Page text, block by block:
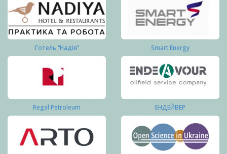
Готель “Надія” Smart Energy
Regal Petroleum ЕНДЕЙВЕР